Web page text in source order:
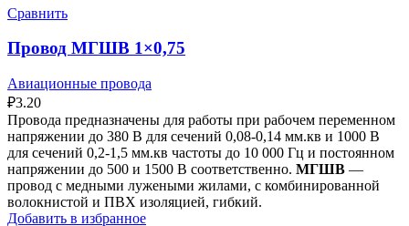
Сравнить
Провод МГШВ 1×0,75
Авиационные провода
₽3.20
Провода предназначены для работы при рабочем переменном
напряжении до 380 В для сечений 0,08-0,14 мм.кв и 1000 В
для сечений 0,2-1,5 мм.кв частоты до 10 000 Гц и постоянном
напряжении до 500 и 1500 В соответственно. МГШВ —
провод с медными лужеными жилами, с комбинированной
волокнистой и ПВХ изоляцией, гибкий.
Добавить в избранное